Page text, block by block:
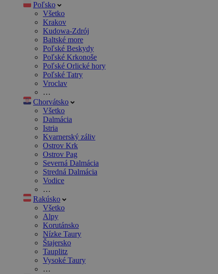
Poľsko
Všetko
Krakov
Kudowa-Zdrój
Baltské more
Poľské Beskydy
Poľské Krkonoše
Poľské Orlické hory
Poľské Tatry
Vroclav
…
Chorvátsko
Všetko
Dalmácia
Istria
Kvarnerský záliv
Ostrov Krk
Ostrov Pag
Severná Dalmácia
Stredná Dalmácia
Vodice
…
Rakúsko
Všetko
Alpy
Korutánsko
Nízke Taury
Štajersko
Tauplitz
Vysoké Taury
…